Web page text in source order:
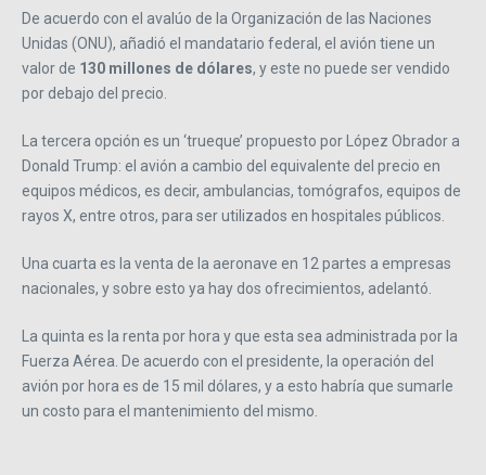
De acuerdo con el avalúo de la Organización de las Naciones
Unidas (ONU), añadió el mandatario federal, el avión tiene un
valor de 130 millones de dólares, y este no puede ser vendido
por debajo del precio.
La tercera opción es un ‘trueque’ propuesto por López Obrador a
Donald Trump: el avión a cambio del equivalente del precio en
equipos médicos, es decir, ambulancias, tomógrafos, equipos de
rayos X, entre otros, para ser utilizados en hospitales públicos.
Una cuarta es la venta de la aeronave en 12 partes a empresas
nacionales, y sobre esto ya hay dos ofrecimientos, adelantó.
La quinta es la renta por hora y que esta sea administrada por la
Fuerza Aérea. De acuerdo con el presidente, la operación del
avión por hora es de 15 mil dólares, y a esto habría que sumarle
un costo para el mantenimiento del mismo.